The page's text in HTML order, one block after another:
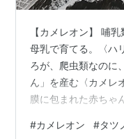
【カメレオン】 哺
母乳で育てる。〈ハ
ろが、爬虫類なのに
ん」を産む〈カメレ
膜に包まれた赤ちゃ
に身体を揺すりなが
#カメレオン #タツ